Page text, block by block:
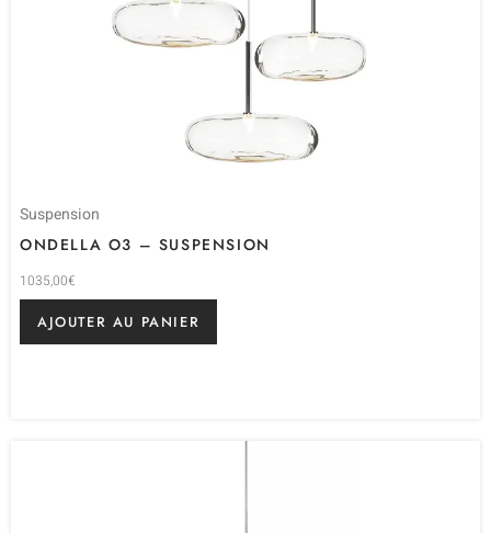
Suspension
ONDELLA O3 – SUSPENSION
1035,00€
AJOUTER AU PANIER